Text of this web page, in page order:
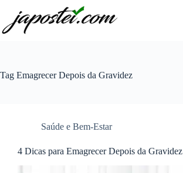
conteúdo
Tag Emagrecer Depois da Gravidez
Saúde e Bem-Estar
4 Dicas para Emagrecer Depois da Gravidez